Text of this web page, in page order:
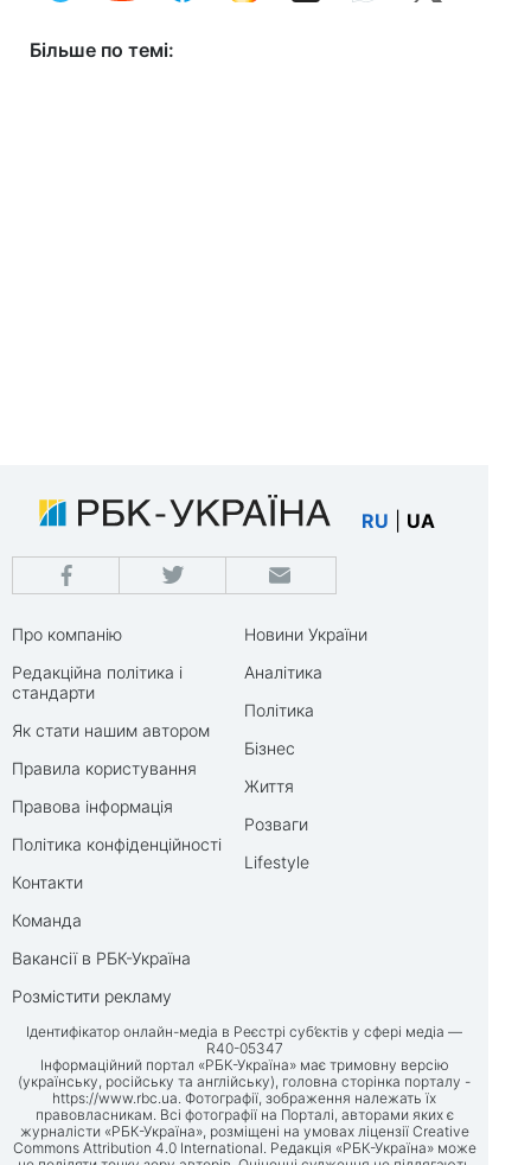
Більше по темі:
RU UA
Про компанію
Редакційна політика і
стандарти
Як стати нашим автором
Правила користування
Правова інформація
Політика конфіденційності
Контакти
Команда
Вакансії в РБК-Україна
Розмістити рекламу
Новини України
Аналітика
Політика
Бізнес
Життя
Розваги
Lifestyle
Ідентифікатор онлайн-медіа в Реєстрі суб’єктів у сфері медіа —
R40-05347
Інформаційний портал «РБК-Україна» має тримовну версію
(українську, російську та англійську), головна сторінка порталу -
https://www.rbc.ua. Фотографії, зображення належать їх
правовласникам. Всі фотографії на Порталі, авторами яких є
журналісти «РБК-Україна», розміщені на умовах ліцензії Creative
Commons Attribution 4.0 International. Редакція «РБК-Україна» може